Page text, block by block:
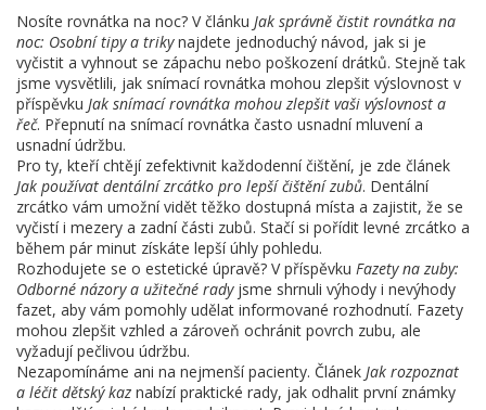
Nosíte rovnátka na noc? V článku Jak správně čistit rovnátka na
noc: Osobní tipy a trikynajdete jednoduchý návod, jak si je
vyčistit a vyhnout se zápachu nebo poškození drátků. Stejně tak
jsme vysvětlili, jak snímací rovnátka mohou zlepšit výslovnost v
příspěvku Jak snímací rovnátka mohou zlepšit vaši výslovnost a
řeč. Přepnutí na snímací rovnátka často usnadní mluvení a
usnadní údržbu.
Pro ty, kteří chtějí zefektivnit každodenní čištění, je zde článek
Jak používat dentální zrcátko pro lepší čištění zubů. Dentální
zrcátko vám umožní vidět těžko dostupná místa a zajistit, že se
vyčistí i mezery a zadní části zubů. Stačí si pořídit levné zrcátko a
během pár minut získáte lepší úhly pohledu.
Rozhodujete se o estetické úpravě? V příspěvku Fazety na zuby:
Odborné názory a užitečné radyjsme shrnuli výhody i nevýhody
fazet, aby vám pomohly udělat informované rozhodnutí. Fazety
mohou zlepšit vzhled a zároveň ochránit povrch zubu, ale
vyžadují pečlivou údržbu.
Nezapomínáme ani na nejmenší pacienty. Článek Jak rozpoznat
a léčit dětský kaz nabízí praktické rady, jak odhalit první známky